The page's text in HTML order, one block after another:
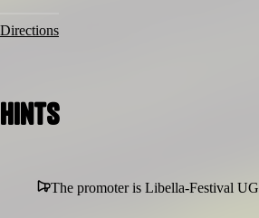
Directions
Hints
The promoter is Libella-Festival UG